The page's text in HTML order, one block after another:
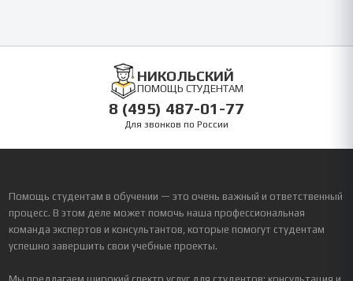
НИКОЛЬСКИЙ
ПОМОЩЬ СТУДЕНТАМ
8 (495) 487-01-77
Для звонков по России
Помощь студентам в обучении — это очень важный и ответственный
процесс. В этом деле может помочь наша профессиональная
команда экспертов и консультантов, которые помогут студентам
успешно завершить свои учебные проекты.